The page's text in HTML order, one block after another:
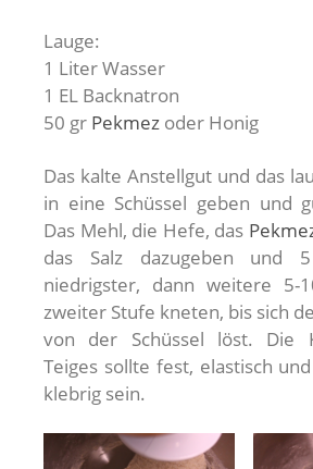
Lauge:
1 Liter Wasser
1 EL Backnatron
50 gr Pekmez oder Honig
Das kalte Anstellgut und das
in eine Schüssel geben und
Das Mehl, die Hefe, das
das Salz dazugeben und
niedrigster, dann weitere 5-
zweiter Stufe kneten, bis sich
von der Schüssel löst. Die
Teiges sollte fest, elastisch
klebrig sein.